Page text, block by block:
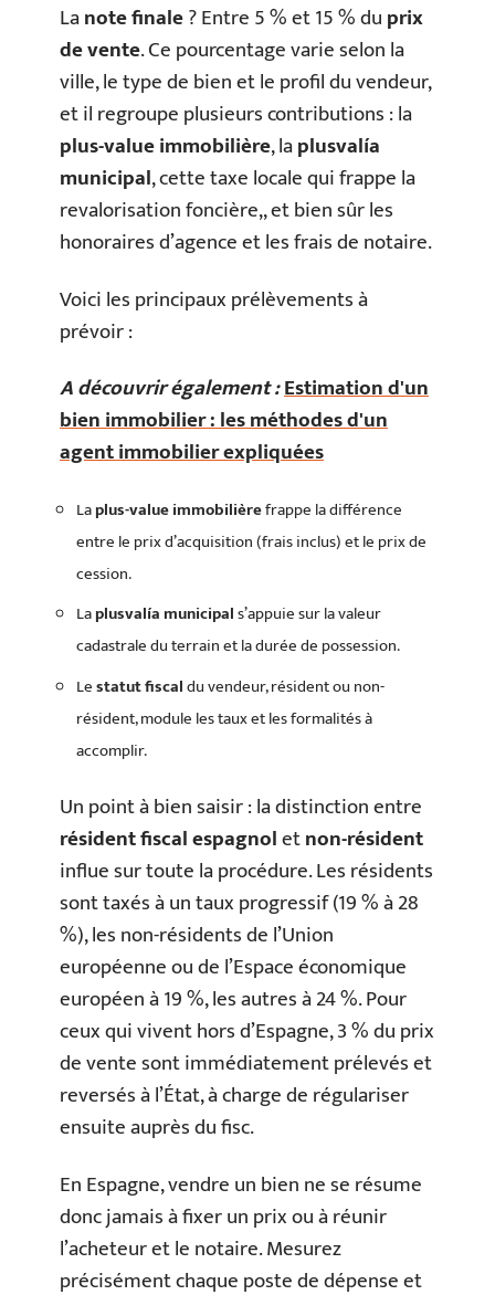
Lanote finale? Entre 5 % et 15 % duprix
de vente. Ce pourcentage varie selon la
ville, le type de bien et le profil du vendeur,
et il regroupe plusieurs contributions : la
plus-value immobilière, laplusvalía
municipal, cette taxe locale qui frappe la
revalorisation foncière,, et bien sûr les
honoraires d’agence et les frais de notaire.
Voici les principaux prélèvements à
prévoir :
A découvrir également :Estimation d'un
bien immobilier : les méthodes d'un
agent immobilier expliquées
Laplus-value immobilièrefrappe la différence
entre le prix d’acquisition (frais inclus) et le prix de
cession.
Laplusvalía municipals’appuie sur la valeur
cadastrale du terrain et la durée de possession.
Lestatut fiscaldu vendeur, résident ou non-
résident, module les taux et les formalités à
accomplir.
Un point à bien saisir : la distinction entre
résident fiscal espagnoletnon-résident
influe sur toute la procédure. Les résidents
sont taxés à un taux progressif (19 % à 28
%), les non-résidents de l’Union
européenne ou de l’Espace économique
européen à 19 %, les autres à 24 %. Pour
ceux qui vivent hors d’Espagne, 3 % du prix
de vente sont immédiatement prélevés et
reversés à l’État, à charge de régulariser
ensuite auprès du fisc.
En Espagne, vendre un bien ne se résume
donc jamais à fixer un prix ou à réunir
l’acheteur et le notaire. Mesurez
précisément chaque poste de dépense et